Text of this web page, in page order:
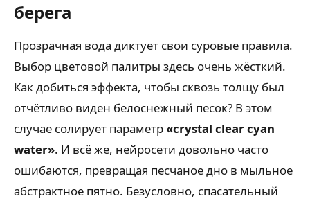
берега
Прозрачная вода диктует свои суровые правила.
Выбор цветовой палитры здесь очень жёсткий.
Как добиться эффекта, чтобы сквозь толщу был
отчётливо виден белоснежный песок? В этом
случае солирует параметр«crystal clear cyan
water». И всё же, нейросети довольно часто
ошибаются, превращая песчаное дно в мыльное
абстрактное пятно. Безусловно, спасательный